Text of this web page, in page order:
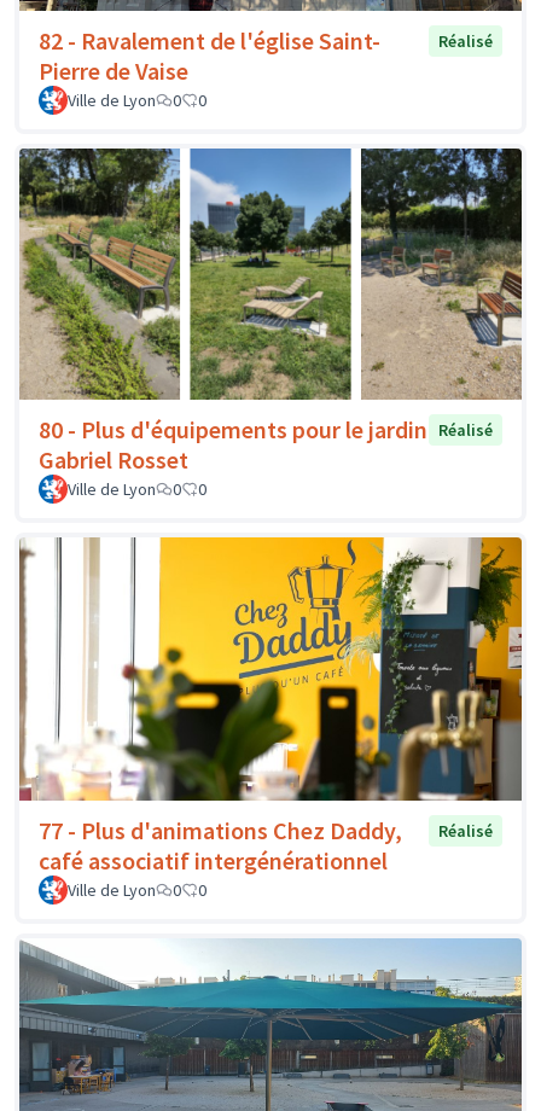
82 - Ravalement de l'église Saint-
Pierre de Vaise
Réalisé
Ville de Lyon 0 0
80 - Plus d'équipements pour le jardin
Gabriel Rosset
Réalisé
Ville de Lyon 0 0
77 - Plus d'animations Chez Daddy,
café associatif intergénérationnel
Réalisé
Ville de Lyon 0 0